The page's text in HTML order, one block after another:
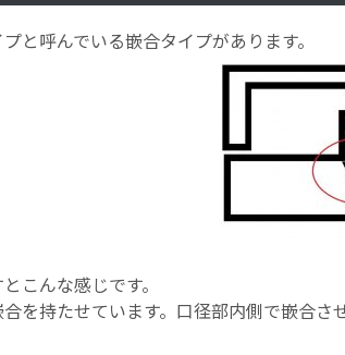
と呼んでいる嵌合タイプがあります。
こんな感じです。
を持たせています。口径部内側で嵌合さ